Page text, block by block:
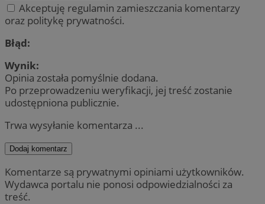
Akceptuję regulamin zamieszczania komentarzy
oraz politykę prywatności.
Błąd:
Wynik:
Opinia została pomyślnie dodana.
Po przeprowadzeniu weryfikacji, jej treść zostanie
udostępniona publicznie.
Trwa wysyłanie komentarza ...
Dodaj komentarz
Komentarze są prywatnymi opiniami użytkowników.
Wydawca portalu nie ponosi odpowiedzialności za
treść.